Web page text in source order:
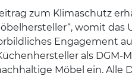
zum Klimaschutz
womit
Engagement
als DGM-
Möbel ein. Alle